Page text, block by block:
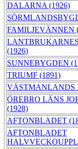
DALARNA (1926)
FAMILJEVÄNNEN
(1926)
SUNNEBYGDEN
TRIUMF (1891)
VÄSTMANLANDS
ÖREBRO LÄNS
(1928)
AFTONBLADET
AFTONBLADET